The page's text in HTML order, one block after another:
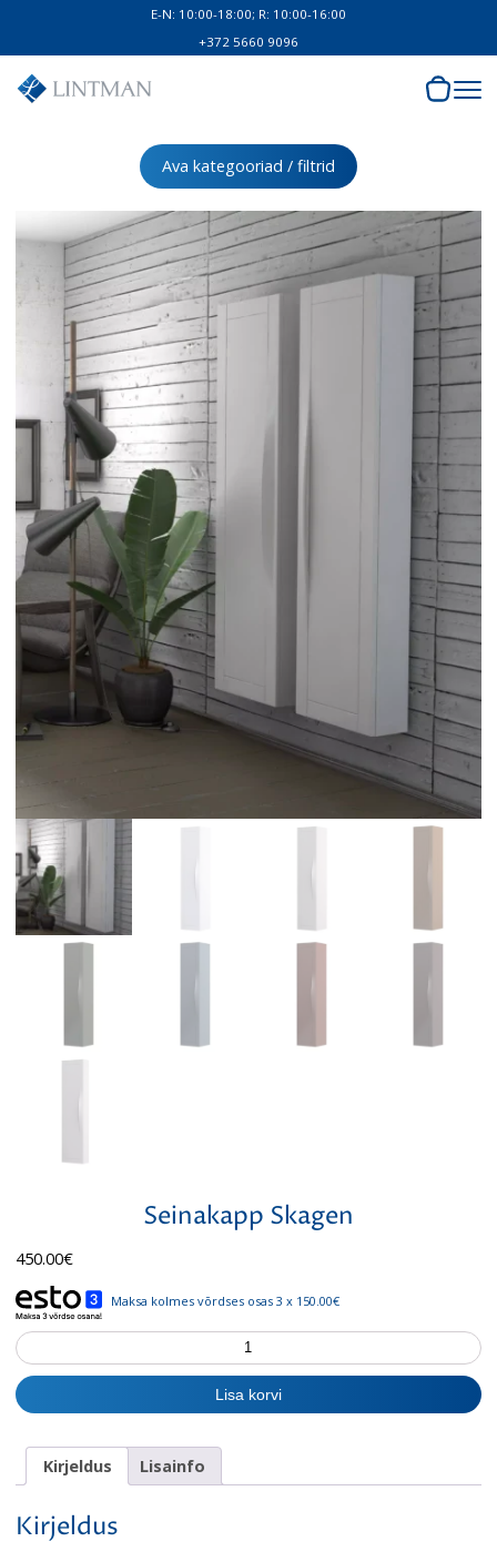
E-N: 10:00-18:00; R: 10:00-16:00
+372 5660 9096
Ava kategooriad / filtrid
Seinakapp Skagen
450.00€
Maksa kolmes võrdses osas 3 x 150.00€
Seinakapp
Skagen
kogus
Lisa korvi
Kirjeldus Lisainfo
Kirjeldus